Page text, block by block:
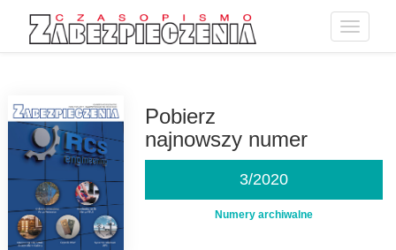
Toggle
Pobierz
najnowszy numer
3/2020
Numery archiwalne